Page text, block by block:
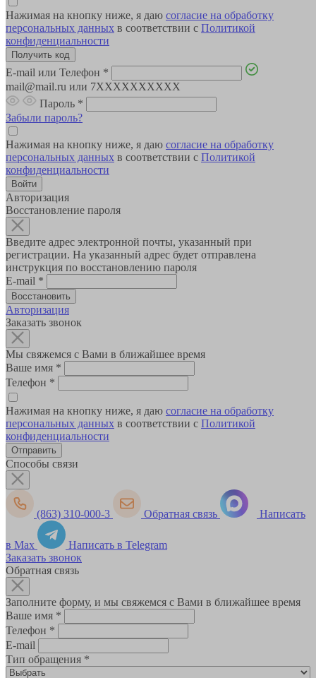
Нажимая на кнопку ниже, я даю согласие на обработку
персональных данных в соответствии с Политикой
конфиденциальности
E-mail или Телефон *
mail@mail.ru или 7XXXXXXXXXX
Пароль *
Забыли пароль?
Нажимая на кнопку ниже, я даю согласие на обработку
персональных данных в соответствии с Политикой
конфиденциальности
Авторизация
Восстановление пароля
Введите адрес электронной почты, указанный при
регистрации. На указанный адрес будет отправлена
инструкция по восстановлению пароля
E-mail *
Авторизация
Заказать звонок
Мы свяжемся с Вами в ближайшее время
Ваше имя *
Телефон *
Нажимая на кнопку ниже, я даю согласие на обработку
персональных данных в соответствии с Политикой
конфиденциальности
Способы связи
(863) 310-000-3 Обратная связь Написать
в Max
Написать в Telegram
Заказать звонок
Обратная связь
Заполните форму, и мы свяжемся с Вами в ближайшее время
Ваше имя *
Телефон *
E-mail
Тип обращения *